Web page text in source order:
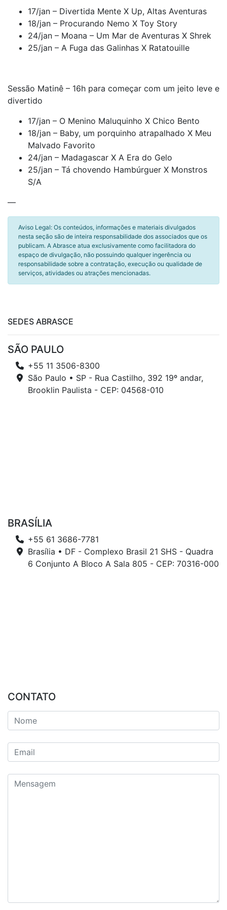
17/jan – Divertida Mente X Up, Altas Aventuras
18/jan – Procurando Nemo X Toy Story
24/jan – Moana – Um Mar de Aventuras X Shrek
25/jan – A Fuga das Galinhas X Ratatouille
Sessão Matinê – 16h para começar com um jeito leve e
divertido
17/jan – O Menino Maluquinho X Chico Bento
18/jan – Baby, um porquinho atrapalhado X Meu
Malvado Favorito
24/jan – Madagascar X A Era do Gelo
25/jan – Tá chovendo Hambúrguer X Monstros
S/A
—
Aviso Legal: Os conteúdos, informações e materiais divulgados
nesta seção são de inteira responsabilidade dos associados que os
publicam. A Abrasce atua exclusivamente como facilitadora do
espaço de divulgação, não possuindo qualquer ingerência ou
responsabilidade sobre a contratação, execução ou qualidade de
serviços, atividades ou atrações mencionadas.
SEDES ABRASCE
SÃO PAULO
+55 11 3506-8300
São Paulo • SP - Rua Castilho, 392 19º andar,
Brooklin Paulista - CEP: 04568-010
BRASÍLIA
+55 61 3686-7781
Brasília • DF - Complexo Brasil 21 SHS - Quadra
6 Conjunto A Bloco A Sala 805 - CEP: 70316-000
CONTATO